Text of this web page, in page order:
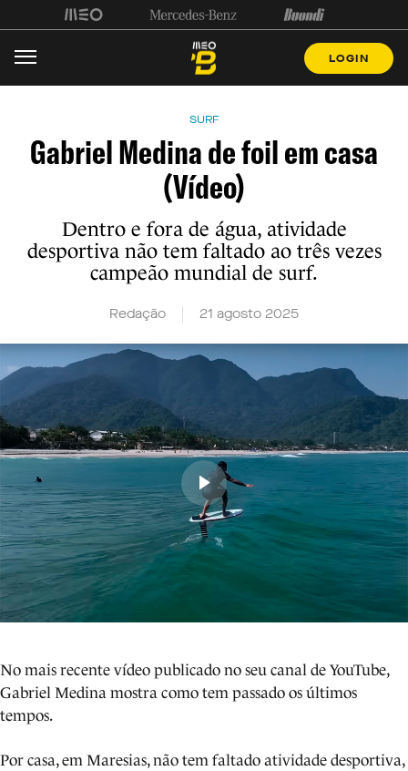
LOGIN
SURF
Gabriel Medina de foil em casa
(Vídeo)
Dentro e fora de água, atividade
desportiva não tem faltado ao três vezes
campeão mundial de surf.
Redação 21 agosto 2025
No mais recente vídeo publicado no seu canal de YouTube,
Gabriel Medina mostra como tem passado os últimos
tempos.
Por casa, em Maresias, não tem faltado atividade desportiva,